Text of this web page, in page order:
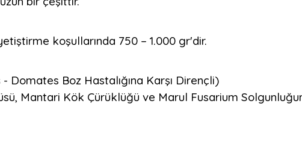
koşullarında 750 – 1.000 gr'dir.
Domates Boz Hastalığına Karşı Dirençli)
Mantari Kök Çürüklüğü ve Marul Fusarium